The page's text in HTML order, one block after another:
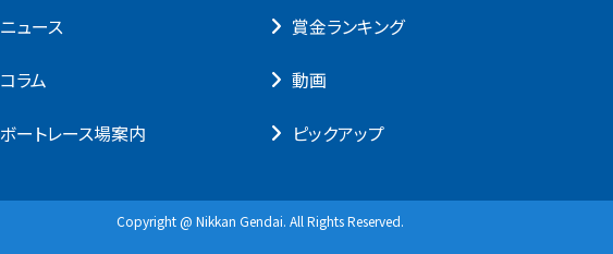
ニュース
コラム
ボートレース場案内
賞⾦ランキング
動画
ピックアップ
Copyright @ Nikkan Gendai. All Rights Reserved.